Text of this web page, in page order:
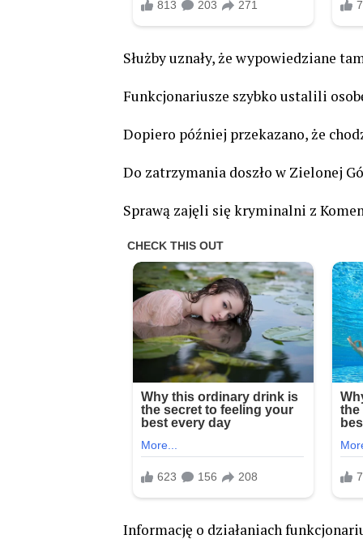
Służby uznały, że wypowiedziane
Funkcjonariusze szybko ustalili
Dopiero później przekazano, że
Do zatrzymania doszło w Zielonej
Sprawą zajęli się kryminalni z
Informację o działaniach